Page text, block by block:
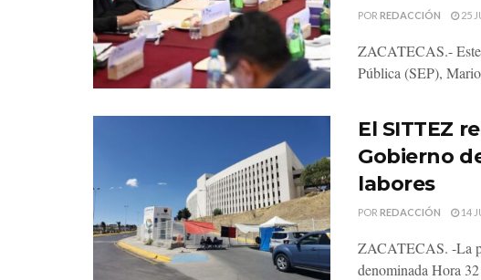
POR REDACCIÓN 25
ZACATECAS.- Este
Pública (SEP),
El SITTEZ
Gobierno
labores
POR REDACCIÓN 14
ZACATECAS. -La
denominada Hora